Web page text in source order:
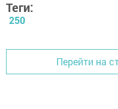
Теги:
250
Перейти на